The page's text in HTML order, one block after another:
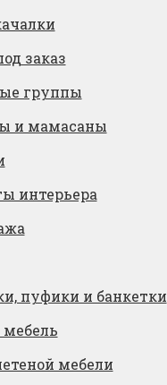
заказ
группы
и мамасаны
интерьера
пуфики и банкетки
мебели